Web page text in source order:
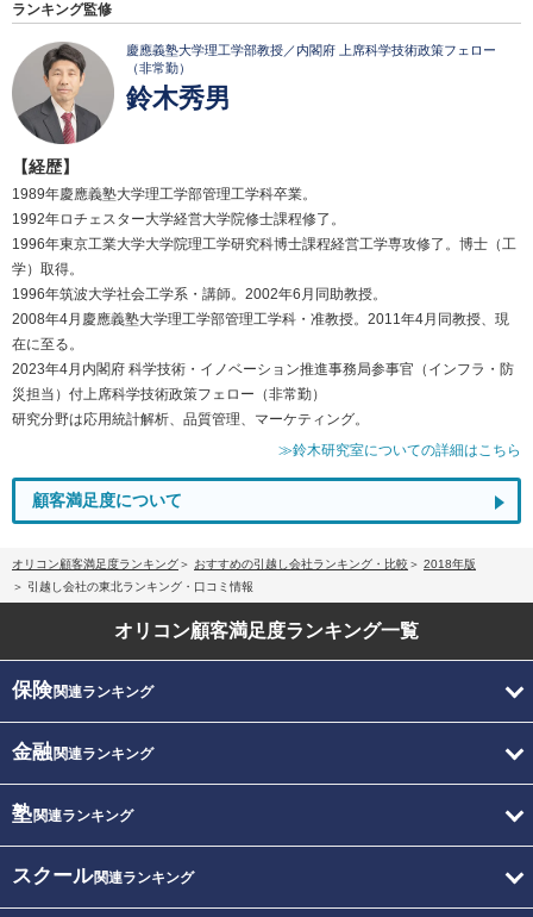
ランキング監修
慶應義塾大学理工学部教授／内閣府 上席科学技術政策フェロー
（非常勤）
鈴木秀男
【経歴】
1989年慶應義塾大学理工学部管理工学科卒業。
1992年ロチェスター大学経営大学院修士課程修了。
1996年東京工業大学大学院理工学研究科博士課程経営工学専攻修了。博士（工
学）取得。
1996年筑波大学社会工学系・講師。2002年6月同助教授。
2008年4月慶應義塾大学理工学部管理工学科・准教授。2011年4月同教授、現
在に至る。
2023年4月内閣府 科学技術・イノベーション推進事務局参事官（インフラ・防
災担当）付上席科学技術政策フェロー（非常勤）
研究分野は応用統計解析、品質管理、マーケティング。
≫鈴木研究室についての詳細はこちら
顧客満足度について
オリコン顧客満足度ランキング おすすめの引越し会社ランキング・比較
2018年版
引越し会社の東北ランキング・口コミ情報
オリコン顧客満足度ランキング一覧
保険関連ランキング
金融関連ランキング
塾関連ランキング
スクール関連ランキング